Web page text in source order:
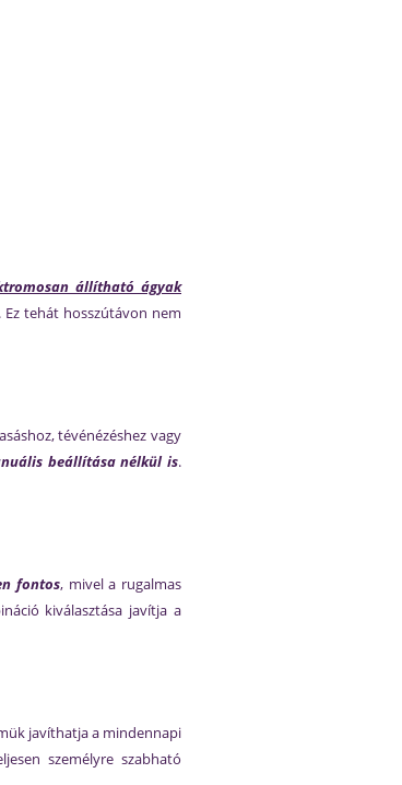
állítható ágyak
Ez tehát hosszútávon nem
tévénézéshez vagy
beállítása nélkül is.
fontos, mivel a rugalmas
kiválasztása javítja a
javíthatja a mindennapi
személyre szabható